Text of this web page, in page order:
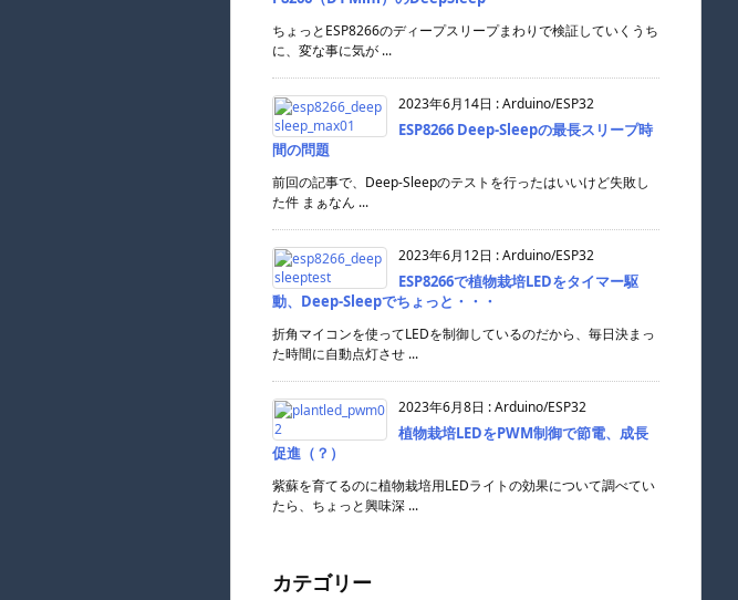
ちょっとESP8266のディープスリープまわりで検証していくうち
に、変な事に気が ...
2023年6月14日 :Arduino/ESP32
ESP8266 Deep-Sleepの最長スリープ時
間の問題
前回の記事で、Deep-Sleepのテストを行ったはいいけど失敗し
た件 まぁなん ...
2023年6月12日 :Arduino/ESP32
ESP8266で植物栽培LEDをタイマー駆
動、Deep-Sleepでちょっと・・・
折角マイコンを使ってLEDを制御しているのだから、毎日決まっ
た時間に自動点灯させ ...
2023年6月8日 :Arduino/ESP32
植物栽培LEDをPWM制御で節電、成長
促進（？）
紫蘇を育てるのに植物栽培用LEDライトの効果について調べてい
たら、ちょっと興味深 ...
カテゴリー